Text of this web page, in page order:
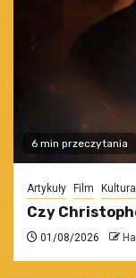
6 min przeczytania
Artykuły Film Kultura
Czy
01/08/2026